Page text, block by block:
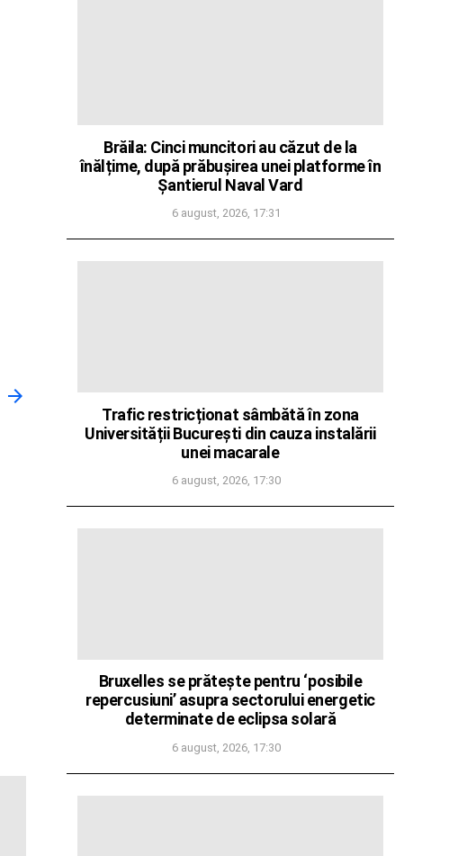
Brăila: Cinci muncitori au căzut de la
înălțime, după prăbușirea unei platforme în
Șantierul Naval Vard
6 august, 2026, 17:31
Trafic restricționat sâmbătă în zona
Universității București din cauza instalării
unei macarale
6 august, 2026, 17:30
Bruxelles se prătește pentru ‘posibile
repercusiuni’ asupra sectorului energetic
determinate de eclipsa solară
6 august, 2026, 17:30